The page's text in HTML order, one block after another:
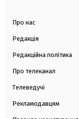
Про нас
Редакція
Редакційна політика
Про телеканал
Телеведучі
Рекламодавцям